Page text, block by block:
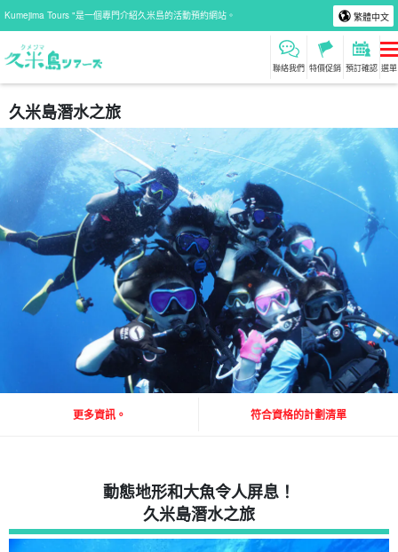
Kumejima Tours "是一個專門介紹久米島的活動預約網站。 繁體中文
聯絡我們 特價促銷 預訂確認 選單
久米島潛水之旅
更多資訊。 符合資格的計劃清單
動態地形和大魚令人屏息！
久米島潛水之旅